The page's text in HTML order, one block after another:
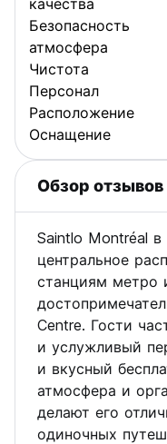
указанные на этой
продажу и основаны
обладателей HI-карт.
общем номере или
приватном номере
кого нет наших
качества
Безопасность
атмосфера
Чистота
Персонал
Расположение
Оснащение
Обзор отзывов
Saintlo Montréal в
центральное
станциям метро
Centre. Гости
и услужливый
и вкусный
атмосфера и
делают его
одиночных